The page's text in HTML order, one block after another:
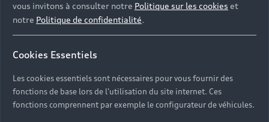
vous invitons à consulter notre Politique sur les cookies et
notre Politique de confidentialité.
Cookies Essentiels
Les cookies essentiels sont nécessaires pour vous fournir des
fonctions de base lors de l'utilisation du site internet. Ces
fonctions comprennent par exemple le configurateur de véhicules.